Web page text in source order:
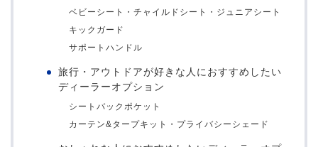
ベビーシート・チャイルドシート・ジュニアシート
キックガード
サポートハンドル
旅行・アウトドアが好きな人におすすめしたい
ディーラーオプション
シートバックポケット
カーテン&タープキット・プライバシーシェード